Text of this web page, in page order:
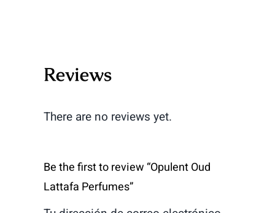
Reviews
There are no reviews yet.
Be the first to review “Opulent Oud
Lattafa Perfumes”